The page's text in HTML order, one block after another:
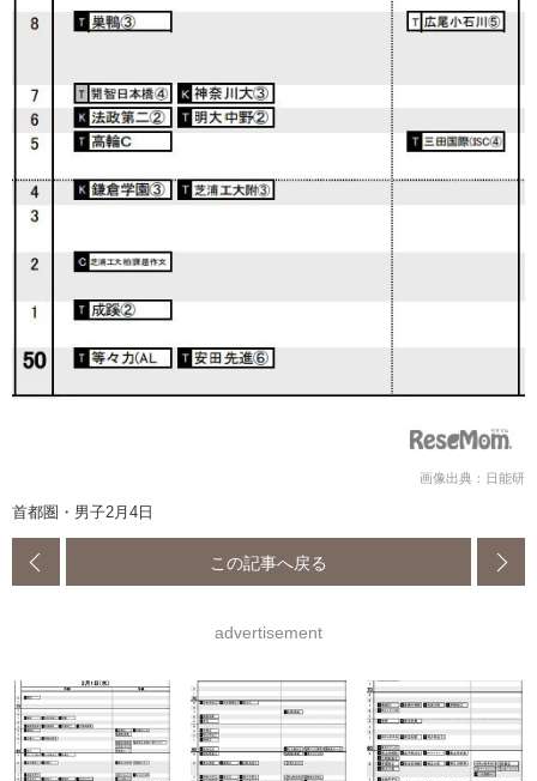
画像出典：日能研
首都圏・男子2月4日
この記事へ戻る
advertisement